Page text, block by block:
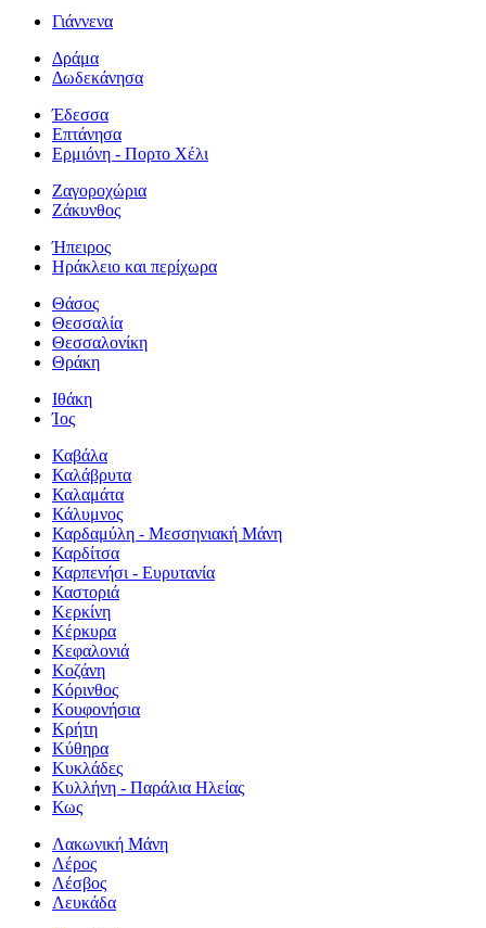
Γιάννενα
Δράμα
Δωδεκάνησα
Έδεσσα
Επτάνησα
Ερμιόνη - Πορτο Χέλι
Ζαγοροχώρια
Ζάκυνθος
Ήπειρος
Ηράκλειο και περίχωρα
Θάσος
Θεσσαλία
Θεσσαλονίκη
Θράκη
Ιθάκη
Ίος
Καβάλα
Καλάβρυτα
Καλαμάτα
Κάλυμνος
Καρδαμύλη - Μεσσηνιακή Μάνη
Καρδίτσα
Καρπενήσι - Ευρυτανία
Καστοριά
Κερκίνη
Κέρκυρα
Κεφαλονιά
Κοζάνη
Κόρινθος
Κουφονήσια
Κρήτη
Κύθηρα
Κυκλάδες
Κυλλήνη - Παράλια Ηλείας
Κως
Λακωνική Μάνη
Λέρος
Λέσβος
Λευκάδα